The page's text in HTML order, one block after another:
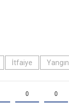
İtfaiye Yangın
0 0